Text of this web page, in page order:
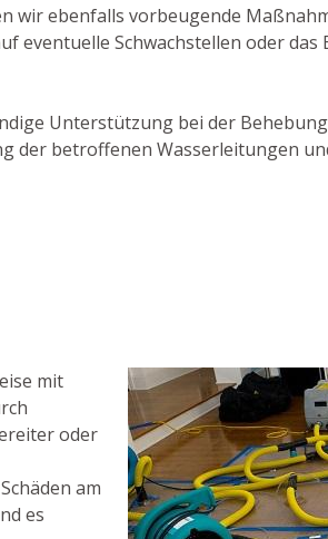
ebenfalls vorbeugende
Schwachstellen oder
Unterstützung bei der
der betroffenen Wasserleitungen
mit
oder
am
es